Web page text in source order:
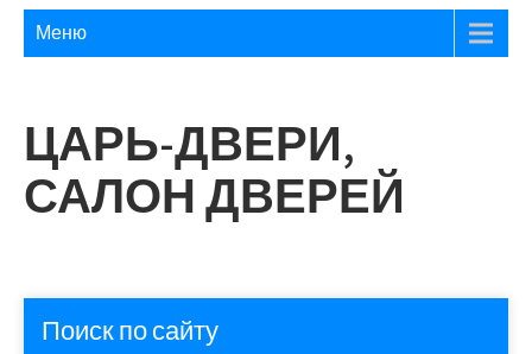
Меню
ЦАРЬ-ДВЕРИ,
САЛОН ДВЕРЕЙ
Поиск по сайту